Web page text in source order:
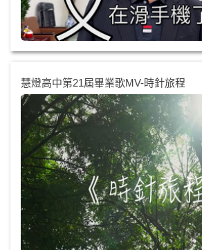
慧燈高中第21屆畢業歌MV-時針旅程